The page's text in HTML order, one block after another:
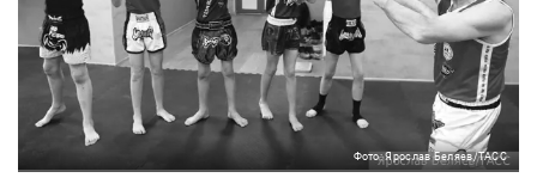
Фото: Ярослав Беляев/ТАСС